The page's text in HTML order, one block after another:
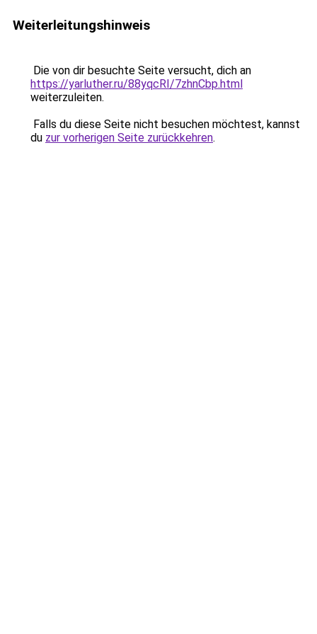
Weiterleitungshinweis
Die von dir besuchte Seite versucht, dich an
https://yarluther.ru/88yqcRI/7zhnCbp.html
weiterzuleiten.
Falls du diese Seite nicht besuchen möchtest, kannst
du zur vorherigen Seite zurückkehren.